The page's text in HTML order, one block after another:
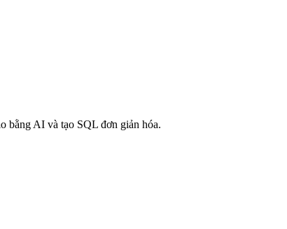
bằng AI và tạo SQL đơn giản hóa.